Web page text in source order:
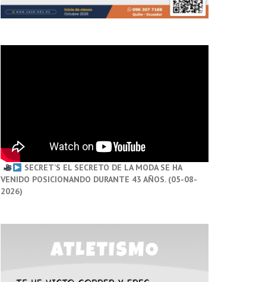
SECRET’S EL SECRETO DE LA MODA SE HA
VENIDO POSICIONANDO DURANTE 43 AÑOS. (05-08-
2026)